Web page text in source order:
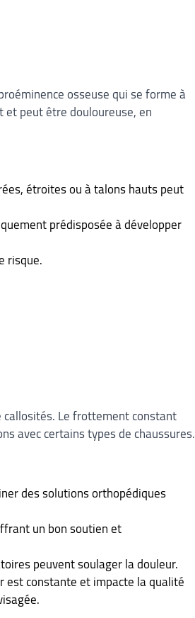
osseuse qui se forme à
peut être douloureuse, en
étroites ou à talons hauts peut
prédisposée à développer
risque.
Le frottement constant
avec certains types de chaussures.
des solutions orthopédiques
un bon soutien et
peuvent soulager la douleur.
est constante et impacte la qualité